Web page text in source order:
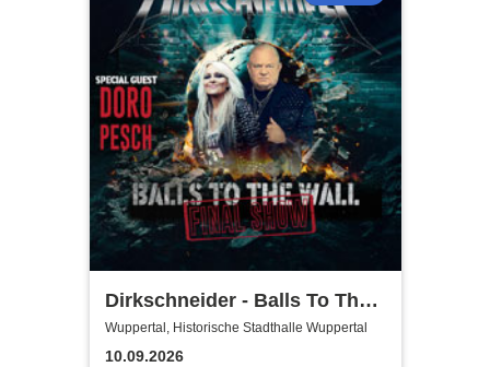
Dirkschneider - Balls To The
Wall
Wuppertal, Historische Stadthalle Wuppertal
10.09.2026